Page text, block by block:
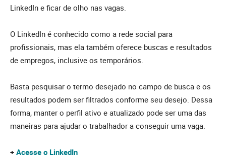
LinkedIn e ficar de olho nas vagas.
O LinkedIn é conhecido como a rede social para
profissionais, mas ela também oferece buscas e resultados
de empregos, inclusive os temporários.
Basta pesquisar o termo desejado no campo de busca e os
resultados podem ser filtrados conforme seu desejo. Dessa
forma, manter o perfil ativo e atualizado pode ser uma das
maneiras para ajudar o trabalhador a conseguir uma vaga.
+ Acesse o LinkedIn